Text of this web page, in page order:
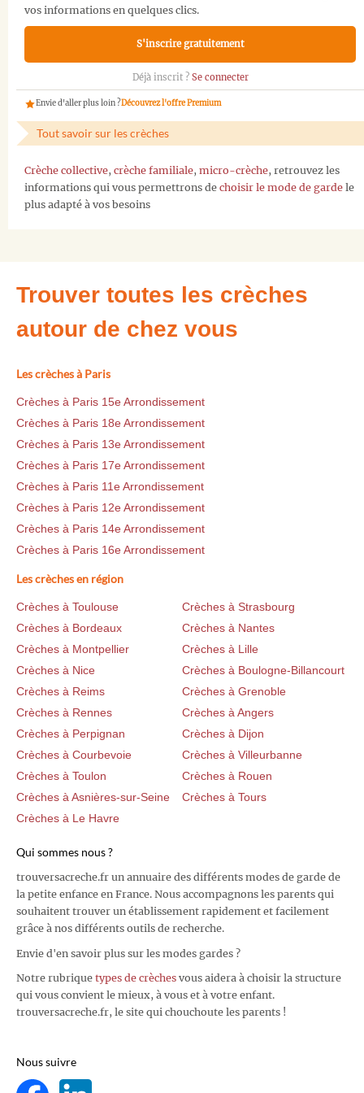
vos informations en quelques clics.
S'inscrire gratuitement
Déjà inscrit ? Se connecter
Envie d'aller plus loin ?Découvrez l'offre Premium
Tout savoir sur les crèches
Crèche collective, crèche familiale, micro-crèche, retrouvez les
informations qui vous permettrons de choisir le mode de garde le
plus adapté à vos besoins
Trouver toutes les crèches
autour de chez vous
Les crèches à Paris
Crèches à Paris 15e Arrondissement
Crèches à Paris 18e Arrondissement
Crèches à Paris 13e Arrondissement
Crèches à Paris 17e Arrondissement
Crèches à Paris 11e Arrondissement
Crèches à Paris 12e Arrondissement
Crèches à Paris 14e Arrondissement
Crèches à Paris 16e Arrondissement
Les crèches en région
Crèches à Toulouse
Crèches à Strasbourg
Crèches à Bordeaux
Crèches à Nantes
Crèches à Montpellier
Crèches à Lille
Crèches à Nice
Crèches à Boulogne-Billancourt
Crèches à Reims
Crèches à Grenoble
Crèches à Rennes
Crèches à Angers
Crèches à Perpignan
Crèches à Dijon
Crèches à Courbevoie
Crèches à Villeurbanne
Crèches à Toulon
Crèches à Rouen
Crèches à Asnières-sur-Seine
Crèches à Tours
Crèches à Le Havre
Qui sommes nous ?
trouversacreche.fr un annuaire des différents modes de garde de
la petite enfance en France. Nous accompagnons les parents qui
souhaitent trouver un établissement rapidement et facilement
grâce à nos différents outils de recherche.
Envie d'en savoir plus sur les modes gardes ?
Notre rubrique types de crèches vous aidera à choisir la structure
qui vous convient le mieux, à vous et à votre enfant.
trouversacreche.fr, le site qui chouchoute les parents !
Nous suivre